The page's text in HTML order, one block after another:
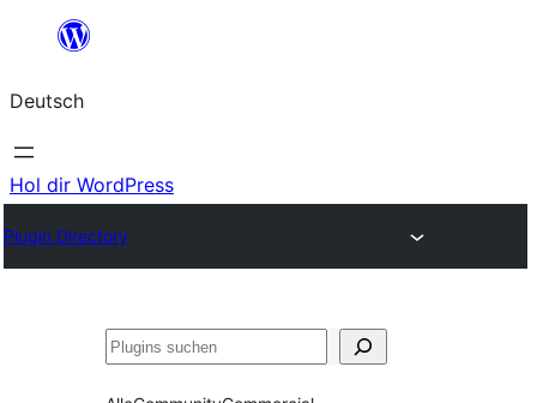
springen
Deutsch
Hol dir WordPress
Plugin Directory
Suchen